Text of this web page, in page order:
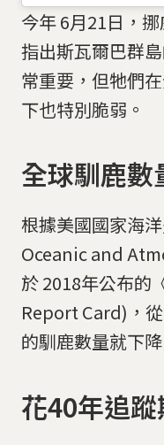
今年 6月21日，
指出斯瓦爾巴群
常重要，但牠們
下也特別脆弱。
全球馴鹿數
根據美國國家海
Oceanic and
於 2018年公布的
Report Card)，
的馴鹿數量就下
花40年追